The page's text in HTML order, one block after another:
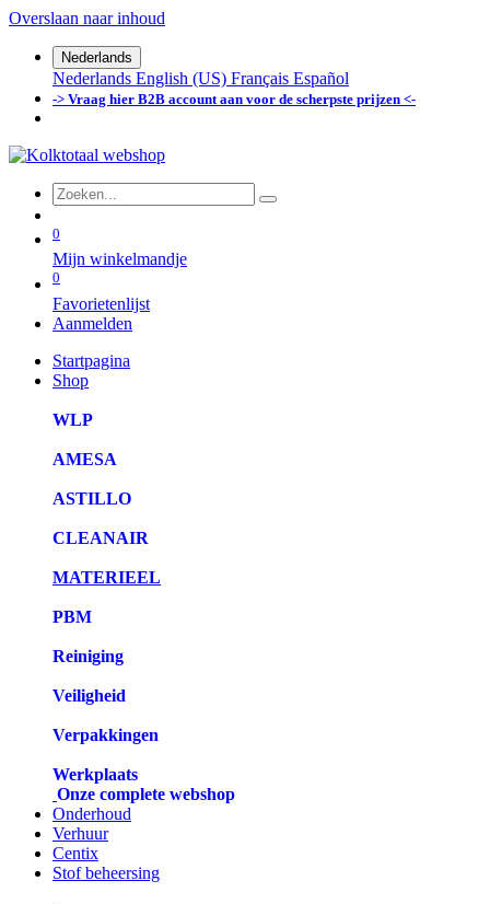
Overslaan naar inhoud
Nederlands
Nederlands English (US) Français Español
-> Vraag hier B2B account aan voor de scherpste prijzen <-
0
Mijn winkelmandje
0
Favorietenlijst
Aanmelden
Startpagina
Shop
WLP
AMESA
ASTILLO
CLEANAIR
MATERIEEL
PBM
Reiniging
Veiligheid
Verpakkingen
Werkplaats
Onze complete webshop
Onderhoud
Verhuur
Centix
Stof beheersing